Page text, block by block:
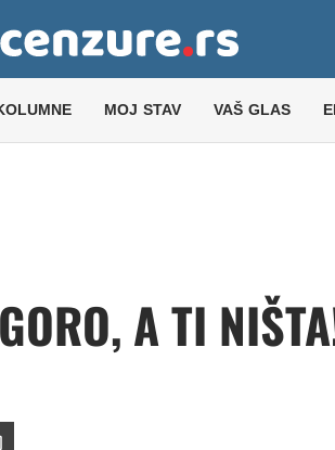
MOJ STAV VAŠ GLAS
A TI